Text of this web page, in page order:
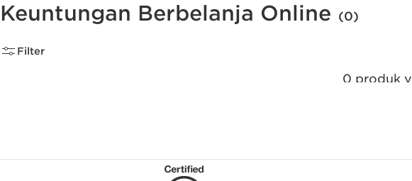
Keuntungan Berbelanja Online (0)
Filter
0 produk